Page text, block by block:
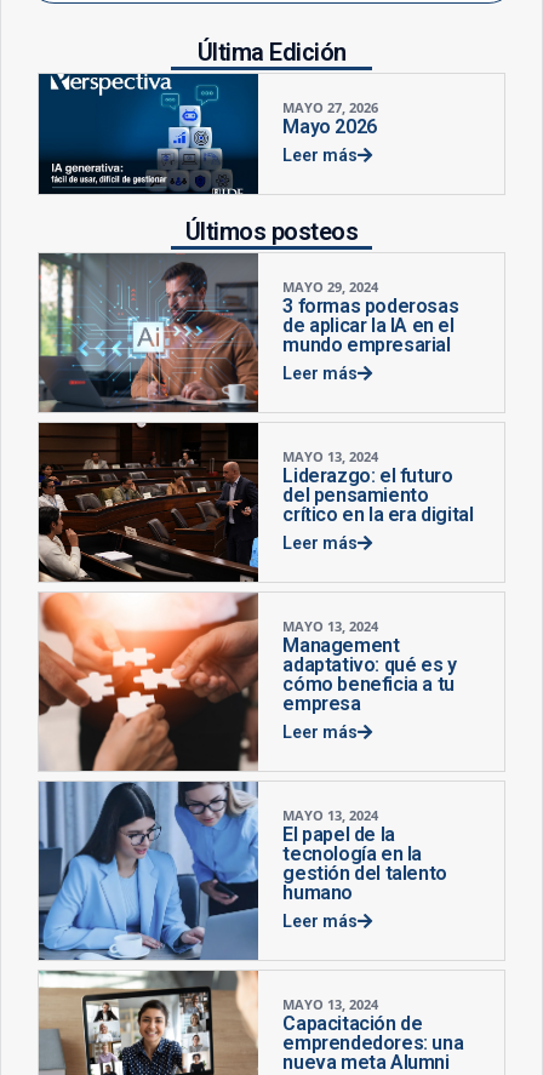
Última Edición
MAYO 27, 2026
Mayo 2026
Leer más
Últimos posteos
MAYO 29, 2024
3 formas poderosas
de aplicar la IA en el
mundo empresarial
Leer más
MAYO 13, 2024
Liderazgo: el futuro
del pensamiento
crítico en la era digital
Leer más
MAYO 13, 2024
Management
adaptativo: qué es y
cómo beneficia a tu
empresa
Leer más
MAYO 13, 2024
El papel de la
tecnología en la
gestión del talento
humano
Leer más
MAYO 13, 2024
Capacitación de
emprendedores: una
nueva meta Alumni